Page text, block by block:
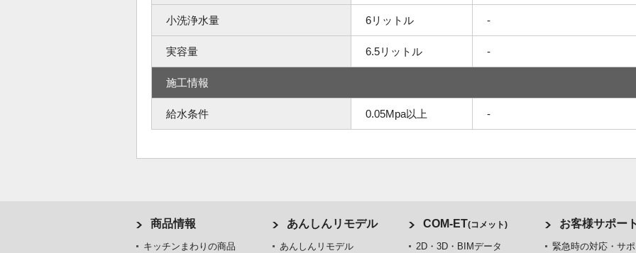
小洗浄水量 6リットル -
実容量 6.5リットル -
施工情報
給水条件 0.05Mpa以上 -
商品情報
キッチンまわりの商品
あんしんリモデル
あんしんリモデル
COM-ET(コメット)
2D・3D・BIMデータ
お客様サポー
緊急時の対応・サ